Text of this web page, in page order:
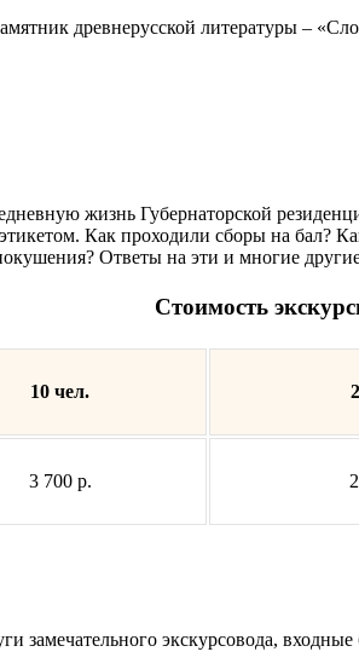
древнерусской литературы –
жизнь Губернаторской
Как проходили сборы на
Ответы на эти и многие
Стоимость
10 чел.
3 700 р. 2
замечательного экскурсовода,